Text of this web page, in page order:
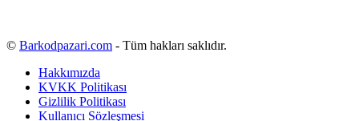
© Barkodpazari.com - Tüm hakları saklıdır.
Hakkımızda
KVKK Politikası
Gizlilik Politikası
Kullanıcı Sözleşmesi